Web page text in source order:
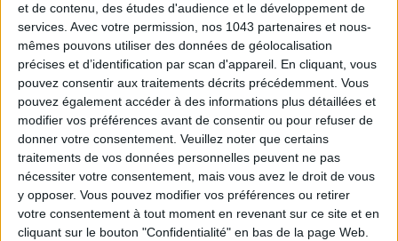
et de contenu, des études d'audience et le développement de
services. Avec votre permission, nos 1043 partenaires et nous-
mêmes pouvons utiliser des données de géolocalisation
précises et d’identification par scan d'appareil. En cliquant, vous
pouvez consentir aux traitements décrits précédemment. Vous
pouvez également accéder à des informations plus détaillées et
modifier vos préférences avant de consentir ou pour refuser de
donner votre consentement. Veuillez noter que certains
traitements de vos données personnelles peuvent ne pas
nécessiter votre consentement, mais vous avez le droit de vous
y opposer. Vous pouvez modifier vos préférences ou retirer
votre consentement à tout moment en revenant sur ce site et en
cliquant sur le bouton "Confidentialité" en bas de la page Web.
LES PLUS BEAUX BAGAGES POUR VOYAGER AVEC STYLE